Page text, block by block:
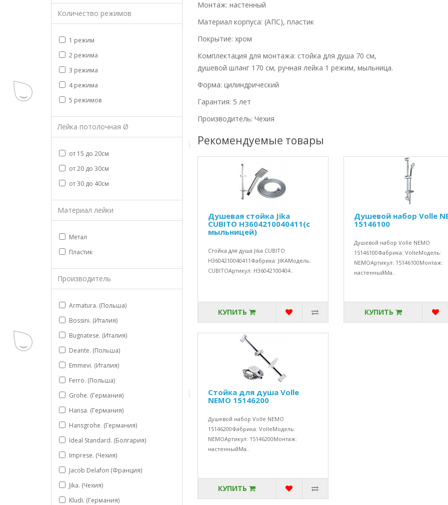
Количество режимов
1 режим
2 режима
3 режима
4 режима
5 режимов
Лейка потолочная Ø
от 15 до 20см
от 20 до 30см
от 30 до 40см
Материал лейки
Метал
Пластик
Производитель
Armatura. (Польша)
Bossini. (Италия)
Bugnatese. (Италия)
Deante. (Польша)
Emmevi. (Италия)
Ferro. (Польша)
Grohe. (Германия)
Hansa. (Германия)
Hansgrohe. (Германия)
Ideal Standard. (Болгария)
Imprese. (Чехия)
Jacob Delafon (Франция)
Jika. (Чехия)
Kludi. (Германия)
Монтаж: настенный
Материал корпуса: (АПС), пластик
Покрытие: хром
Комплектация для монтажа: стойка для душа 70 см,
душевой шланг 170 см, ручная лейка 1 режим, мыльница.
Форма: цилиндрический
Гарантия: 5 лет
Производитель: Чехия
Рекомендуемые товары
Душевая стойка Jika
CUBITO H3604210040411(с
мыльницей)
Стойка для душа Jika CUBITO
H3604210040411Фабрика: JIKAМодель:
CUBITOАртикул: H36042100404..
КУПИТЬ
Душевой набор Volle
15146100
Душевой набор Volle NEMO
15146100Фабрика: VolleМодель:
NEMOАртикул: 15146100Монтаж:
настенныйМа..
КУПИТЬ
Стойка для душа Volle
NEMO 15146200
Душевой набор Volle NEMO
15146200Фабрика: VolleМодель:
NEMOАртикул: 15146200Монтаж:
настенныйМа..
КУПИТЬ